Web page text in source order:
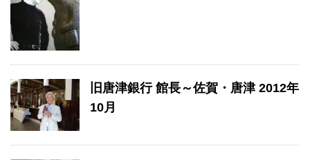
旧唐津銀行 館長～佐賀・唐津 2012年
10月